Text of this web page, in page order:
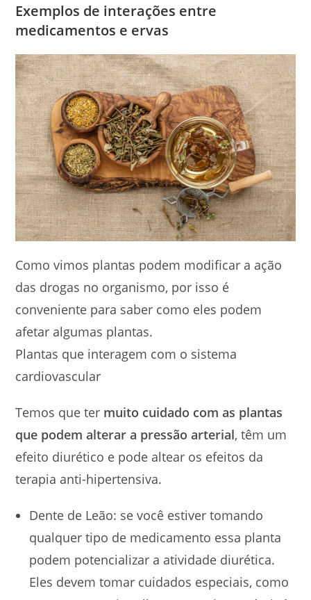
Exemplos de interações entre
medicamentos e ervas
Como vimos plantas podem modificar a ação
das drogas no organismo, por isso é
conveniente para saber como eles podem
afetar algumas plantas.
Plantas que interagem com o sistema
cardiovascular
Temos que ter muito cuidado com as plantas
que podem alterar a pressão arterial, têm um
efeito diurético e pode altear os efeitos da
terapia anti-hipertensiva.
Dente de Leão: se você estiver tomando
qualquer tipo de medicamento essa planta
podem potencializar a atividade diurética.
Eles devem tomar cuidados especiais, como